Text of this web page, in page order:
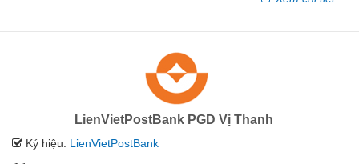
LienVietPostBank PGD Vị Thanh
Ký hiệu: LienVietPostBank